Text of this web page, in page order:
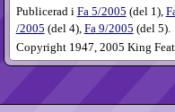
Publicerad i Fa 5​/2005 (del 1 ),
/2005 (del 4), Fa 9​/2005 (del 5).
Copyright 1947, 2005 King